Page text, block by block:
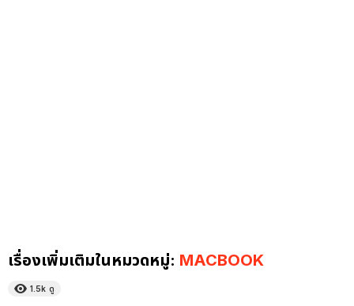
เรื่องเพิ่มเติมในหมวดหมู่: MACBOOK
1.5k ดู